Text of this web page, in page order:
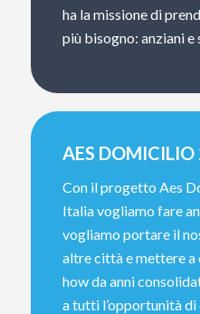
ha la missione di
più bisogno: anziani
AES DOMICILIO
Con il progetto Aes
Italia vogliamo fare
vogliamo portare il
altre città e mettere a
how da anni
a tutti l’opportunità